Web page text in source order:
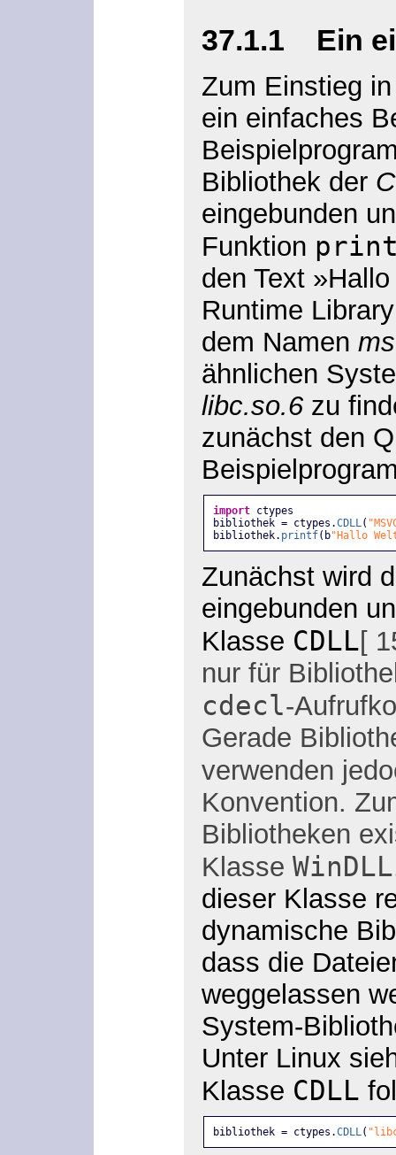
37.1.1 Ein
Zum Einstieg
ein einfaches
Bibliothek der
eingebunden
Funktion
den Text
Runtime
dem Namen
ähnlichen
libc.so.6 zu
zunächst den
import ctypes
bibliothek = ctypes.CDLL (
bibliothek. printf(b"Hallo
Zunächst wird
eingebunden
Klasse CDLL[
nur für
cdecl-
Gerade
verwenden
Konvention.
Bibliotheken
Klasse WinDLL
dieser Klasse
dynamische
dass die
weggelassen
System-
Unter Linux
Klasse CDLL
bibliothek = ctypes.CDLL (